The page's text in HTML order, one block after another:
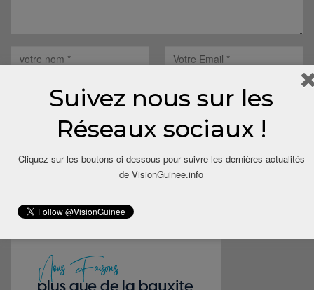
time I comment.
Suivez nous sur les
Réseaux sociaux !
Cliquez sur les boutons ci-dessous pour suivre les dernières actualités
de VisionGuinee.info